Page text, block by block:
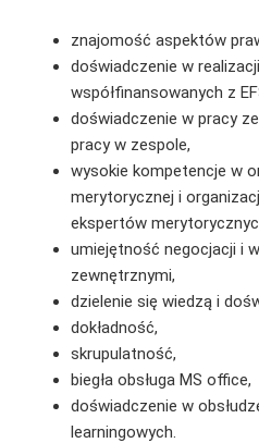
znajomość aspektów
doświadczenie w
współfinansowanych z
doświadczenie w pracy
pracy w zespole,
wysokie kompetencje w
merytorycznej i
ekspertów
umiejętność negocjacji i
zewnętrznymi,
dzielenie się wiedzą i
dokładność,
skrupulatność,
biegła obsługa MS office,
doświadczenie w
learningowych.